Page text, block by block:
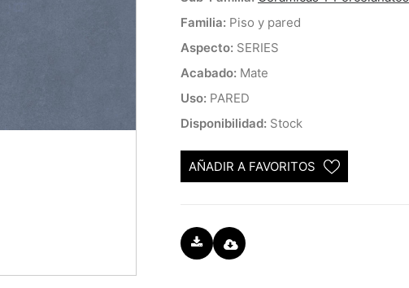
Familia: Piso y pared
Aspecto: SERIES
Acabado: Mate
Uso: PARED
Disponibilidad: Stock
AÑADIR A FAVORITOS